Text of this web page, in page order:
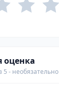
оценка
5 - необязательно